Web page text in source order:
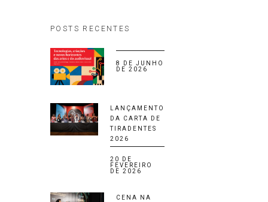
POSTS RECENTES
8 DE JUNHO
DE 2026
LANÇAMENTO
DA CARTA DE
TIRADENTES
2026
20 DE
FEVEREIRO
DE 2026
CENA NA